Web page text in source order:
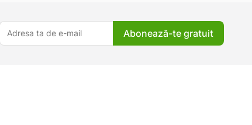
Abonează-te gratuit